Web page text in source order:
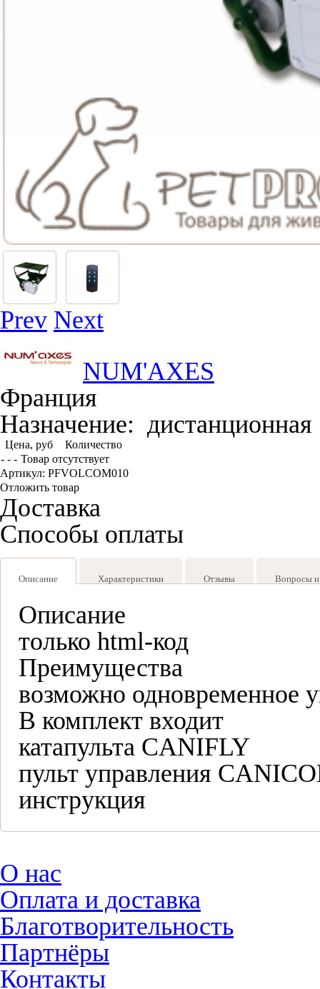
Prev Next
NUM'AXES
Франция
Назначение: дистанционная
Цена, руб
Количество
- - - Товар отсутствует
Артикул: PFVOLCOM010
Отложить товар
Доставка
Способы оплаты
Описание Характеристики Отзывы Вопросы и
Описание
только html-код
Преимущества
возможно одновременное
В комплект входит
катапульта CANIFLY
пульт управления
инструкция
О нас
Оплата и доставка
Благотворительность
Партнёры
Контакты